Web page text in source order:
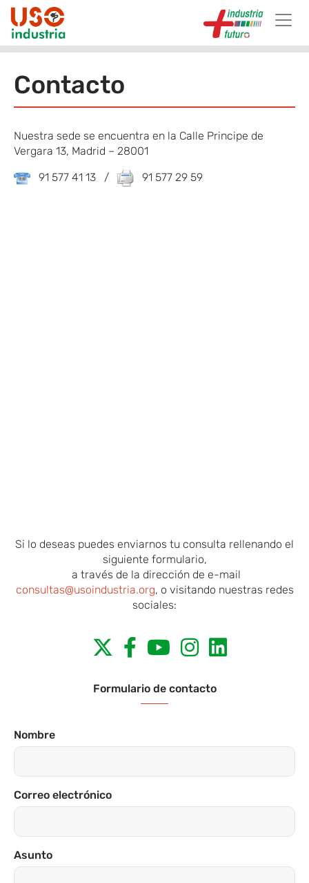
Skip to main content
Contacto
Nuestra sede se encuentra en la Calle Principe de
Vergara 13, Madrid – 28001
91 577 41 13 / 91 577 29 59
Si lo deseas puedes enviarnos tu consulta rellenando el
siguiente formulario,
a través de la dirección de e-mail
consultas@usoindustria.org, o visitando nuestras redes
sociales:
Formulario de contacto
Nombre
Correo electrónico
Asunto